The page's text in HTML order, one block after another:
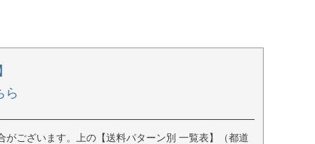
ら
ございます。上の【送料パターン別 一覧表】（都道